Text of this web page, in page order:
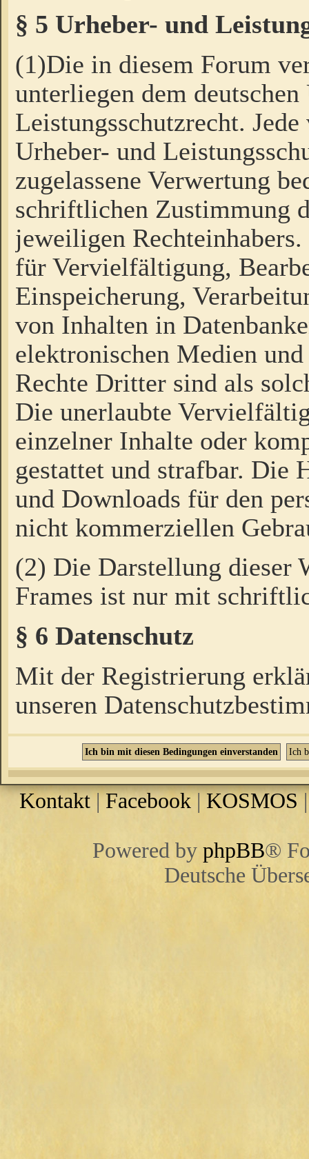
§ 5 Urheber- und
(1)Die in diesem Forum
unterliegen dem
Leistungsschutzrecht.
Urheber- und
zugelassene Verwertung
schriftlichen Zustimmung
jeweiligen
für Vervielfältigung,
Einspeicherung,
von Inhalten in
elektronischen Medien
Rechte Dritter sind als
Die unerlaubte
einzelner Inhalte oder
gestattet und strafbar. Die
und Downloads für den
nicht kommerziellen
(2) Die Darstellung dieser
Frames ist nur mit
§ 6 Datenschutz
Mit der Registrierung
unseren
Kontakt |Facebook | KOSMOS
Powered by phpBB®
Deutsche